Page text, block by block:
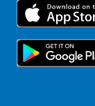
Trainers en
Topsporters
Voor de pers